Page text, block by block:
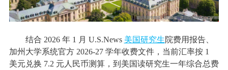
结合 2026 年 1 月 U.S.News 美国研究生院费用报告、
加州大学系统官方 2026-27 学年收费文件，当前汇率按 1
美元兑换 7.2 元人民币测算，到美国读研究生一年综合总费